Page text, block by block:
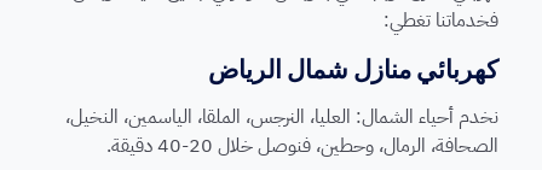
فخدماتنا تغطي:
كهربائي منازل شمال الرياض
نخدم أحياء الشمال: العليا، النرجس، الملقا، الياسمين، النخيل،
الصحافة، الرمال، وحطين، فنوصل خلال 20-40 دقيقة.